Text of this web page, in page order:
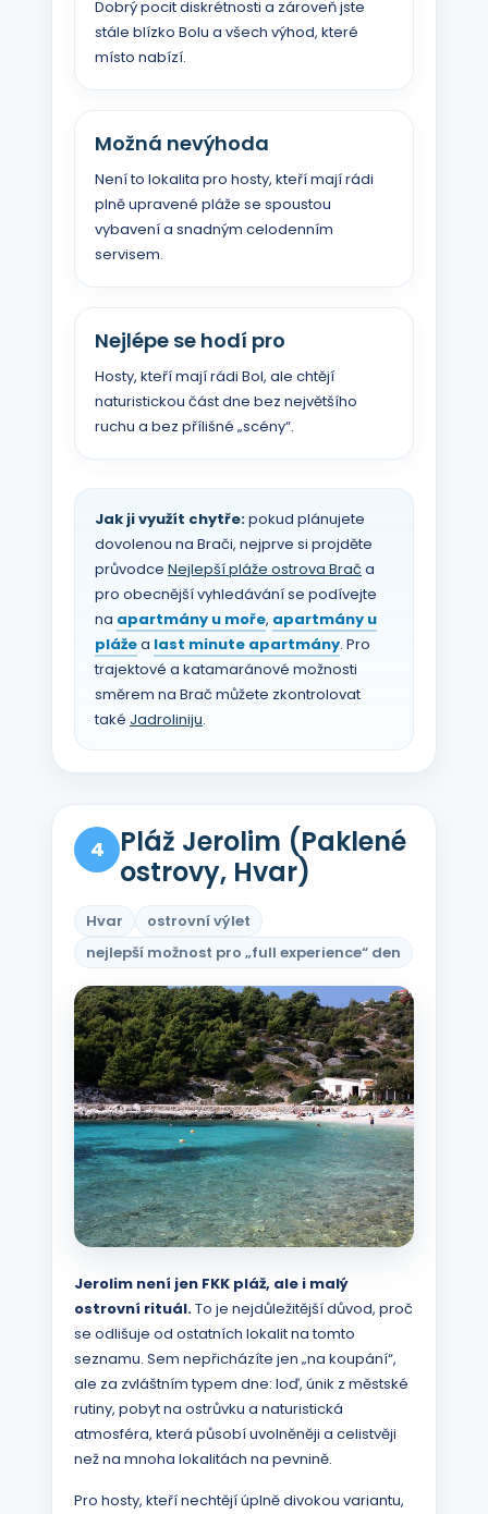
Dobrý pocit diskrétnosti a zároveň jste
stále blízko Bolu a všech výhod, které
místo nabízí.
Možná nevýhoda
Není to lokalita pro hosty, kteří mají rádi
plně upravené pláže se spoustou
vybavení a snadným celodenním
servisem.
Nejlépe se hodí pro
Hosty, kteří mají rádi Bol, ale chtějí
naturistickou část dne bez největšího
ruchu a bez přílišné „scény“.
Jak ji využít chytře:pokud plánujete
dovolenou na Brači, nejprve si projděte
průvodce Nejlepší pláže ostrova Brač a
pro obecnější vyhledávání se podívejte
na apartmány u moře, apartmány u
plážea last minute apartmány. Pro
trajektové a katamaránové možnosti
směrem na Brač můžete zkontrolovat
také Jadroliniju.
4
Pláž Jerolim (Paklené
ostrovy, Hvar)
Hvar
ostrovní výlet
nejlepší možnost pro „full experience“ den
Jerolim není jen FKK pláž, ale i malý
ostrovní rituál.To je nejdůležitější důvod, proč
se odlišuje od ostatních lokalit na tomto
seznamu. Sem nepřicházíte jen „na koupání“,
ale za zvláštním typem dne: loď, únik z městské
rutiny, pobyt na ostrůvku a naturistická
atmosféra, která působí uvolněněji a celistvěji
než na mnoha lokalitách na pevnině.
Pro hosty, kteří nechtějí úplně divokou variantu,